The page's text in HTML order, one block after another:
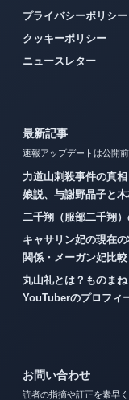
プライバシーポリシー
クッキーポリシー
ニュースレター
最新記事
速報アップデートは公開
力道山刺殺事件の真
娘説、与謝野晶子と
二千翔（服部二千翔
キャサリン妃の現在
関係・メーガン妃比
丸山礼とは？ものま
YouTuberのプロフィ
お問い合わせ
読者の指摘や訂正を素早